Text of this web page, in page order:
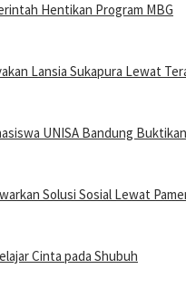
Hentikan Program MBG
Lansia Sukapura Lewat
UNISA Bandung
Solusi Sosial Lewat
Cinta pada Shubuh